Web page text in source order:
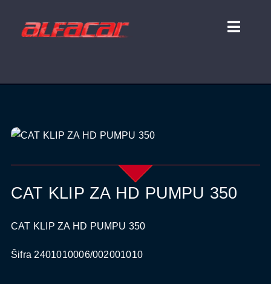
content
TRGOVINA
PARTNERI
KONTAKT
CAT KLIP ZA HD PUMPU 350
CAT KLIP ZA HD PUMPU 350
Šifra 2401010006/002001010